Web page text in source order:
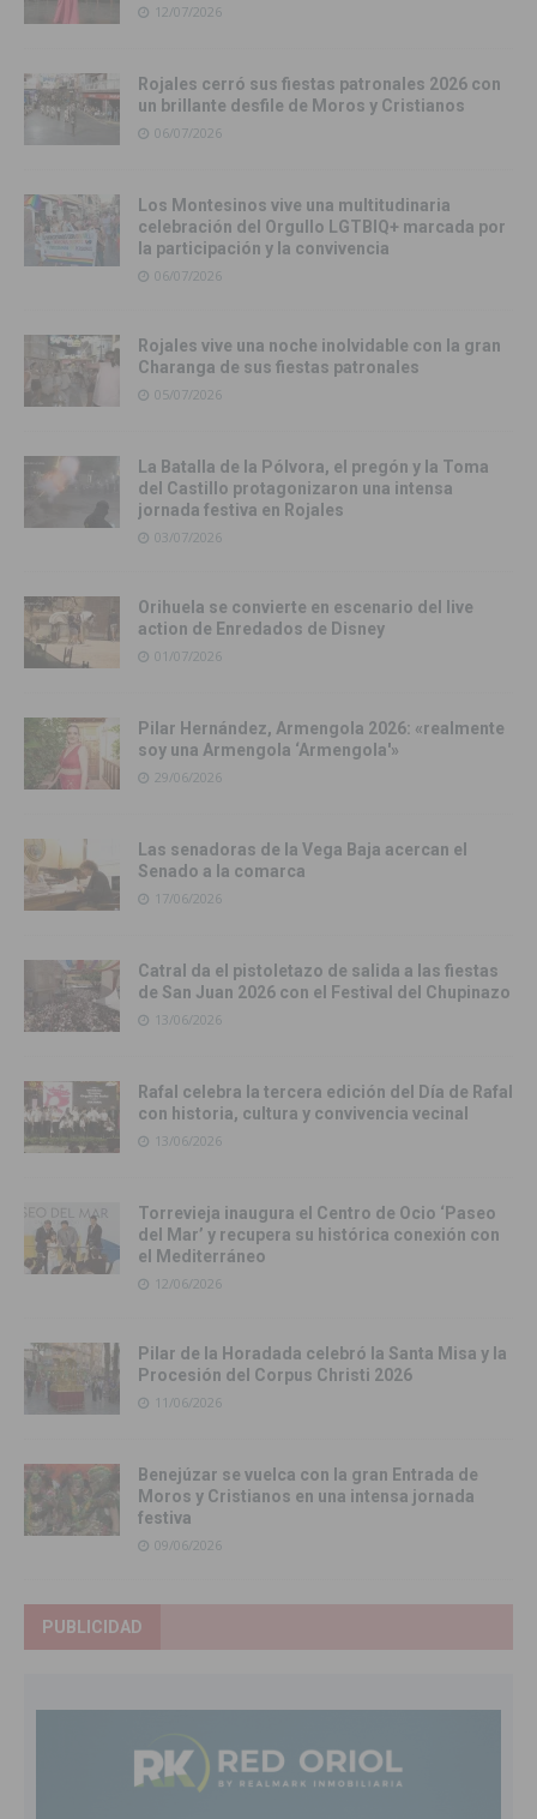
12/07/2026
Rojales cerró sus fiestas patronales 2026 con
un brillante desfile de Moros y Cristianos
06/07/2026
Los Montesinos vive una multitudinaria
celebración del Orgullo LGTBIQ+ marcada por
la participación y la convivencia
06/07/2026
Rojales vive una noche inolvidable con la gran
Charanga de sus fiestas patronales
05/07/2026
La Batalla de la Pólvora, el pregón y la Toma
del Castillo protagonizaron una intensa
jornada festiva en Rojales
03/07/2026
Orihuela se convierte en escenario del live
action de Enredados de Disney
01/07/2026
Pilar Hernández, Armengola 2026: «realmente
soy una Armengola ‘Armengola'»
29/06/2026
Las senadoras de la Vega Baja acercan el
Senado a la comarca
17/06/2026
Catral da el pistoletazo de salida a las fiestas
de San Juan 2026 con el Festival del Chupinazo
13/06/2026
Rafal celebra la tercera edición del Día de Rafal
con historia, cultura y convivencia vecinal
13/06/2026
Torrevieja inaugura el Centro de Ocio ‘Paseo
del Mar’ y recupera su histórica conexión con
el Mediterráneo
12/06/2026
Pilar de la Horadada celebró la Santa Misa y la
Procesión del Corpus Christi 2026
11/06/2026
Benejúzar se vuelca con la gran Entrada de
Moros y Cristianos en una intensa jornada
festiva
09/06/2026
PUBLICIDAD